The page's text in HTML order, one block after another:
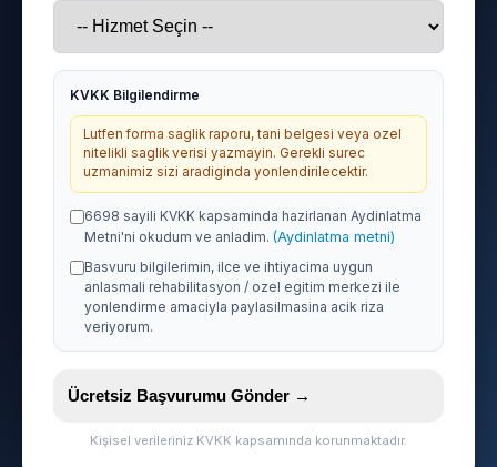
KVKK Bilgilendirme
Lutfen forma saglik raporu, tani belgesi veya ozel
nitelikli saglik verisi yazmayin. Gerekli surec
uzmanimiz sizi aradiginda yonlendirilecektir.
6698 sayili KVKK kapsaminda hazirlanan Aydinlatma
Metni'ni okudum ve anladim. (Aydinlatma metni)
Basvuru bilgilerimin, ilce ve ihtiyacima uygun
anlasmali rehabilitasyon / ozel egitim merkezi ile
yonlendirme amaciyla paylasilmasina acik riza
veriyorum.
Ücretsiz Başvurumu Gönder →
Kişisel verileriniz KVKK kapsamında korunmaktadır.